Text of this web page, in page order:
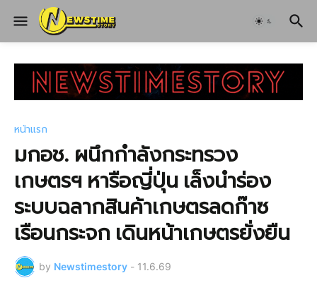
หน้าแรก
มกอช. ผนึกกำลังกระทรวง
เกษตรฯ หารือญี่ปุ่น เล็งนำร่อง
ระบบฉลากสินค้าเกษตรลดก๊าซ
เรือนกระจก เดินหน้าเกษตรยั่งยืน
by Newstimestory - 11.6.69